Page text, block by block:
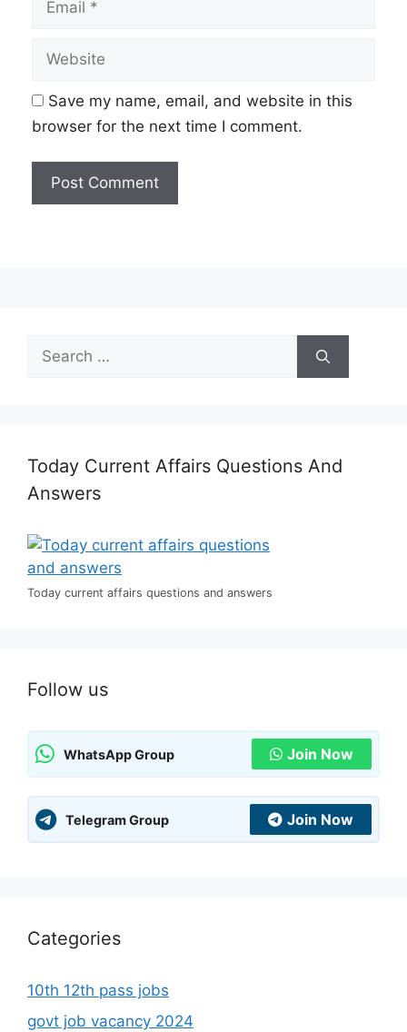
Website
Save my name, email, and website in this
browser for the next time I comment.
Search
for:
Today Current Affairs Questions And
Answers
Today current affairs questions and answers
Follow us
WhatsApp Group Join Now
Telegram Group Join Now
Categories
10th 12th pass jobs
govt job vacancy 2024